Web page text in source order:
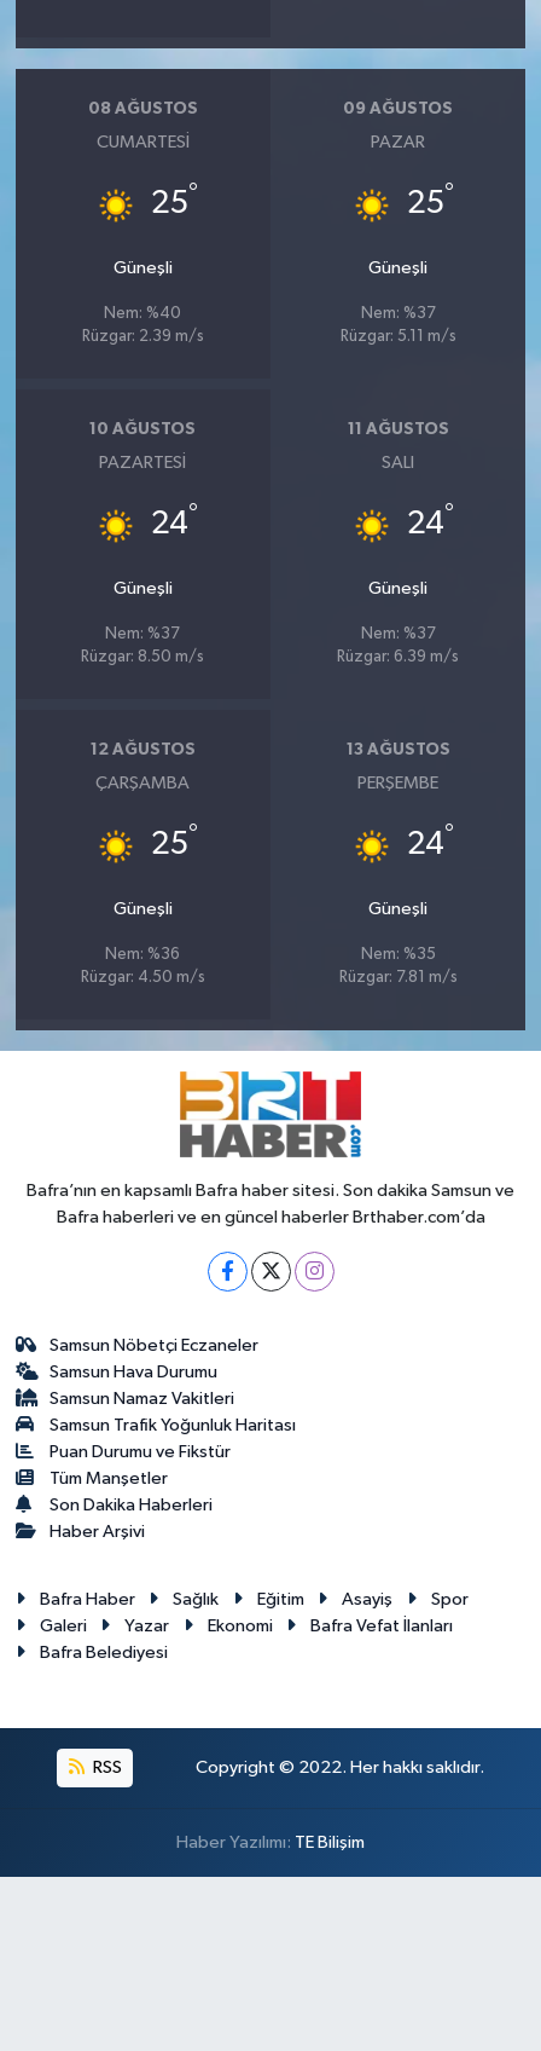
08 AĞUSTOS
CUMARTESI
25°
Güneşli
Nem: %40
Rüzgar: 2.39 m/s
09 AĞUSTOS
PAZAR
25°
Güneşli
Nem: %37
Rüzgar: 5.11 m/s
10 AĞUSTOS
PAZARTESI
24°
Güneşli
Nem: %37
Rüzgar: 8.50 m/s
11 AĞUSTOS
SALI
24°
Güneşli
Nem: %37
Rüzgar: 6.39 m/s
12 AĞUSTOS
ÇARŞAMBA
25°
Güneşli
Nem: %36
Rüzgar: 4.50 m/s
13 AĞUSTOS
PERŞEMBE
24°
Güneşli
Nem: %35
Rüzgar: 7.81 m/s
Bafra’nın en kapsamlı Bafra haber sitesi. Son dakika Samsun ve
Bafra haberleri ve en güncel haberler Brthaber.com’da
Samsun Nöbetçi Eczaneler
Samsun Hava Durumu
Samsun Namaz Vakitleri
Samsun Trafik Yoğunluk Haritası
Puan Durumu ve Fikstür
Tüm Manşetler
Son Dakika Haberleri
Haber Arşivi
Bafra Haber Sağlık Eğitim Asayiş
Spor
Galeri
Yazar Ekonomi
Bafra Vefat İlanları
Bafra Belediyesi
RSS Copyright © 2022. Her hakkı saklıdır.
Haber Yazılımı: TE Bilişim